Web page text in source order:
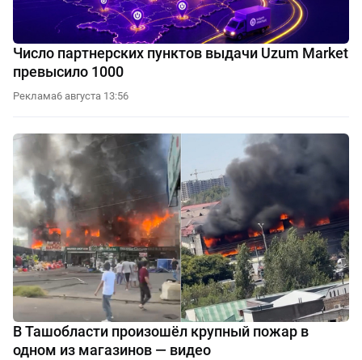
Число партнерских пунктов выдачи Uzum Market
превысило 1000
Реклама6 августа 13:56
В Ташобласти произошёл крупный пожар в
одном из магазинов — видео